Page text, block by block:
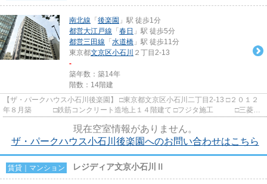
南北線 「 後楽園 」駅 徒歩1分
都営大江戸線 「 春日 」駅 徒歩5分
都営三田線 「 水道橋 」駅 徒歩11分
東京都文京区小石川 ２丁目2-13
-
築年数：築14年
階数：14階建
【ザ・パークハウス小石川後楽園】 □東京都文京区小石川二丁目2-13 □２０１２
年８月築 □鉄筋コンクリート造地上１４階建て □フジタ施工 □三菱地
現在空室情報がありません。
ザ・パークハウス小石川後楽園へのお問い合わせはこちら
賃貸｜マンション レジディア文京小石川Ⅱ